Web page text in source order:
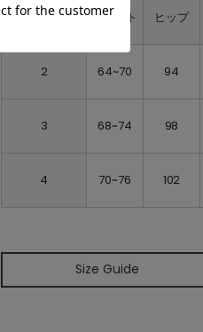
ウエスト ヒップ
2 64~70 94
3 68~74 98
4 70~76 102
Size Guide